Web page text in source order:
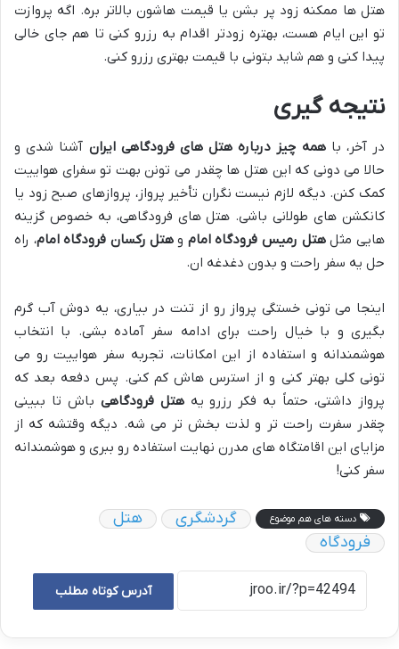
هتل ها ممکنه زود پر بشن یا قیمت هاشون بالاتر بره. اگه پروازت
تو این ایام هست، بهتره زودتر اقدام به رزرو کنی تا هم جای خالی
پیدا کنی و هم شاید بتونی با قیمت بهتری رزرو کنی.
نتیجه گیری
در آخر، باهمه چیز درباره هتل های فرودگاهی ایران آشنا شدی و
حالا می دونی که این هتل ها چقدر می تونن بهت تو سفرای هواییت
کمک کنن. دیگه لازم نیست نگران تأخیر پرواز، پروازهای صبح زود یا
کانکشن های طولانی باشی. هتل های فرودگاهی، به خصوص گزینه
هایی مثلهتل رمیس فرودگاه امام وهتل رکسان فرودگاه امام، راه
حل یه سفر راحت و بدون دغدغه ان.
اینجا می تونی خستگی پرواز رو از تنت در بیاری، یه دوش آب گرم
بگیری و با خیال راحت برای ادامه سفر آماده بشی. با انتخاب
هوشمندانه و استفاده از این امکانات، تجربه سفر هواییت رو می
تونی کلی بهتر کنی و از استرس هاش کم کنی. پس دفعه بعد که
پرواز داشتی، حتماً به فکر رزرو یههتل فرودگاهی باش تا ببینی
چقدر سفرت راحت تر و لذت بخش تر می شه. دیگه وقتشه که از
مزایای این اقامتگاه های مدرن نهایت استفاده رو ببری و هوشمندانه
سفر کنی!
دسته های هم موضوع گردشگری
هتل
فرودگاه
آدرس کوتاه مطلب